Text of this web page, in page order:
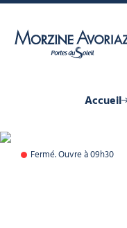
Accueil
Fermé. Ouvre à 09h30